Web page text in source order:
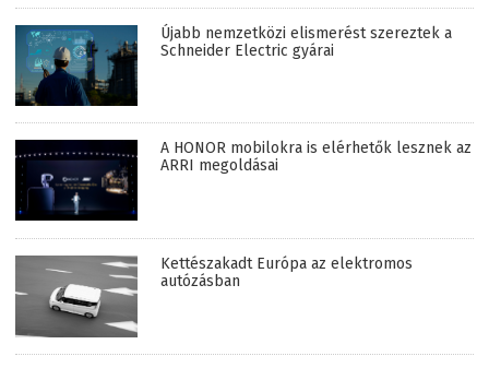
Újabb nemzetközi elismerést szereztek a
Schneider Electric gyárai
A HONOR mobilokra is elérhetők lesznek az
ARRI megoldásai
Kettészakadt Európa az elektromos
autózásban